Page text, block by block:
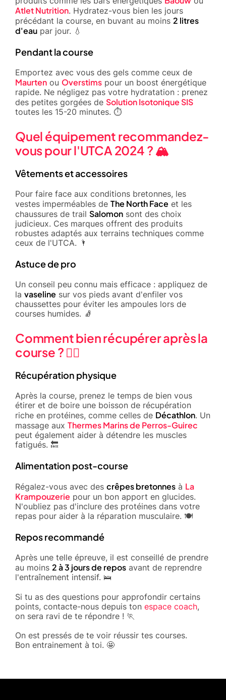
Atlet Nutrition. Hydratez-vous bien les jours
précédant la course, en buvant au moins 2 litres
d'eau par jour. 💧
Pendant la course
Emportez avec vous des gels comme ceux de
Maurten ou Overstims pour un boost énergétique
rapide. Ne négligez pas votre hydratation : prenez
des petites gorgées de Solution Isotonique SIS
toutes les 15-20 minutes. ⏱️
Quel équipement recommandez-
vous pour l'UTCA 2024 ? 🏔️
Vêtements et accessoires
Pour faire face aux conditions bretonnes, les
vestes imperméables de The North Face et les
chaussures de trail Salomon sont des choix
judicieux. Ces marques offrent des produits
robustes adaptés aux terrains techniques comme
ceux de l'UTCA. 🌂
Astuce de pro
Un conseil peu connu mais efficace : appliquez de
la vaseline sur vos pieds avant d'enfiler vos
chaussettes pour éviter les ampoules lors de
courses humides. 🧦
Comment bien récupérer après la
course ? 💆‍♂️
Récupération physique
Après la course, prenez le temps de bien vous
étirer et de boire une boisson de récupération
riche en protéines, comme celles de Décathlon. Un
massage aux Thermes Marins de Perros-Guirec
peut également aider à détendre les muscles
fatigués. 🔙
Alimentation post-course
Régalez-vous avec des crêpes bretonnes à La
Krampouzerie pour un bon apport en glucides.
N'oubliez pas d'inclure des protéines dans votre
repas pour aider à la réparation musculaire. 🍽️
Repos recommandé
Après une telle épreuve, il est conseillé de prendre
au moins 2 à 3 jours de repos avant de reprendre
l'entraînement intensif. 🛌
Si tu as des questions pour approfondir certains
points, contacte-nous depuis ton espace coach,
on sera ravi de te répondre ! 🏃
On est pressés de te voir réussir tes courses.
Bon entrainement à toi. 🤩